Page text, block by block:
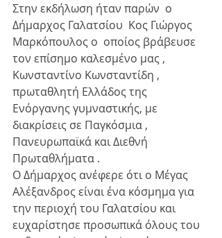
Στην εκδήλωση ήταν παρών  ο
Δήμαρχος Γαλατσίου  Κος Γιώργος
Μαρκόπουλος ο  οποίος βράβευσε
τον επίσημο καλεσμένο μας ,
Κωνσταντίνο Κωνσταντίδη ,
πρωταθλητή Ελλάδος της
Ενόργανης γυμναστικής, με
διακρίσεις σε Παγκόσμια ,
Πανευρωπαϊκά και Διεθνή
Πρωταθλήματα .
Ο Δήμαρχος ανέφερε ότι ο Μέγας
Αλέξανδρος είναι ένα κόσμημα για
την περιοχή του Γαλατσίου και
ευχαρίστησε προσωπικά όλους του